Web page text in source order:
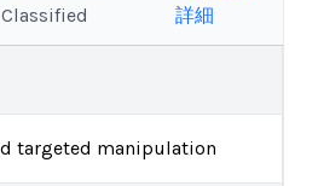
Classified
詳細
targeted manipulation